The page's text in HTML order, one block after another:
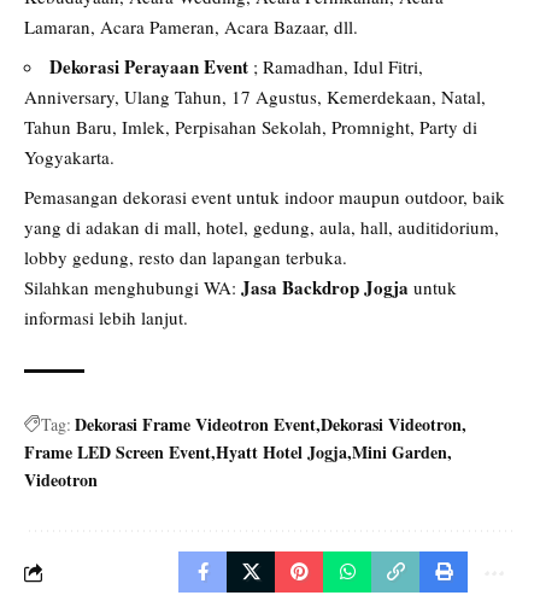
Lamaran, Acara Pameran, Acara Bazaar, dll.
Dekorasi Perayaan Event ; Ramadhan, Idul Fitri,
Anniversary, Ulang Tahun, 17 Agustus, Kemerdekaan, Natal,
Tahun Baru, Imlek, Perpisahan Sekolah, Promnight, Party di
Yogyakarta.
Pemasangan dekorasi event untuk indoor maupun outdoor, baik
yang di adakan di mall, hotel, gedung, aula, hall, auditidorium,
lobby gedung, resto dan lapangan terbuka.
Silahkan menghubungi WA: Jasa Backdrop Jogja untuk
informasi lebih lanjut.
Tag: Dekorasi Frame Videotron EventDekorasi Videotron
Frame LED Screen EventHyatt Hotel JogjaMini Garden
Videotron